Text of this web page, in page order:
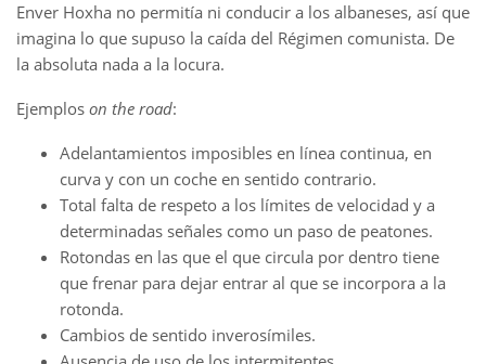
Enver Hoxha no permitía ni conducir a los albaneses, así que
imagina lo que supuso la caída del Régimen comunista. De
la absoluta nada a la locura.
Ejemplos on the road:
Adelantamientos imposibles en línea continua, en
curva y con un coche en sentido contrario.
Total falta de respeto a los límites de velocidad y a
determinadas señales como un paso de peatones.
Rotondas en las que el que circula por dentro tiene
que frenar para dejar entrar al que se incorpora a la
rotonda.
Cambios de sentido inverosímiles.